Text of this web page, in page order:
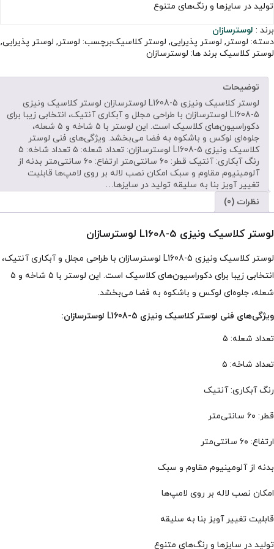
تولید در سایزها و رنگ‌های متنوع
برند : لوسترسازان
دسته: لوستر, لوستر پذیرایی, لوستر کلاسیکبرچسب: لوستر, لوستر پذیرایی,
لوستر کلاسیک برند ها: لوسترسازان
توضیحات
لوستر کلاسیک ونیزی L1608-5 لوسترسازان لوستر کلاسیک ونیزی
L1608-5 لوسترسازان با طراحی مجلل و آبکاری آنتیک، انتخابی زیبا برای
دکوراسیون‌های کلاسیک است. این لوستر با ۵ شاخه و ۵ شعله،
جلوه‌ای لوکس و باشکوه به فضا می‌بخشد. ویژگی‌های فنی لوستر
کلاسیک ونیزی L1608-5 لوسترسازان: تعداد شعله: ۵ تعداد شاخه: ۵
رنگ آبکاری: آنتیک قطر: ۶۰ سانتی‌متر ارتفاع: ۶۰ سانتی‌متر بدنه از
آلومینیوم مقاوم و سبک امکان نصب لاله بر روی لامپ‌ها قابلیت
تغییر آویز بنا به سلیقه تولید در سایزها…
نظرات (0)
لوستر کلاسیک ونیزی L1608-5 لوسترسازان
لوستر کلاسیک ونیزی L1608-5 لوسترسازان با طراحی مجلل و آبکاری آنتیک،
انتخابی زیبا برای دکوراسیون‌های کلاسیک است. این لوستر با ۵ شاخه و ۵
شعله، جلوه‌ای لوکس و باشکوه به فضا می‌بخشد.
ویژگی‌های فنی لوستر کلاسیک ونیزی L1608-5 لوسترسازان:
تعداد شعله: ۵
تعداد شاخه: ۵
رنگ آبکاری: آنتیک
قطر: ۶۰ سانتی‌متر
ارتفاع: ۶۰ سانتی‌متر
بدنه از آلومینیوم مقاوم و سبک
امکان نصب لاله بر روی لامپ‌ها
قابلیت تغییر آویز بنا به سلیقه
تولید در سایزها و رنگ‌های متنوع